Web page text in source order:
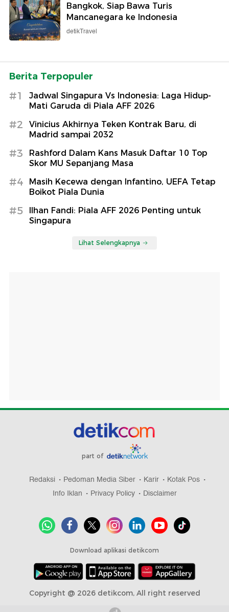
Bangkok, Siap Bawa Turis
Mancanegara ke Indonesia
detikTravel
Berita Terpopuler
#1
Jadwal Singapura Vs Indonesia: Laga Hidup-
Mati Garuda di Piala AFF 2026
#2
Vinicius Akhirnya Teken Kontrak Baru, di
Madrid sampai 2032
#3
Rashford Dalam Kans Masuk Daftar 10 Top
Skor MU Sepanjang Masa
#4
Masih Kecewa dengan Infantino, UEFA Tetap
Boikot Piala Dunia
#5
Ilhan Fandi: Piala AFF 2026 Penting untuk
Singapura
Lihat Selengkapnya
part of
Redaksi Pedoman Media Siber Karir
Kotak Pos
Info Iklan
Privacy Policy Disclaimer
Download aplikasi detikcom
Copyright @ 2026 detikcom, All right reserved